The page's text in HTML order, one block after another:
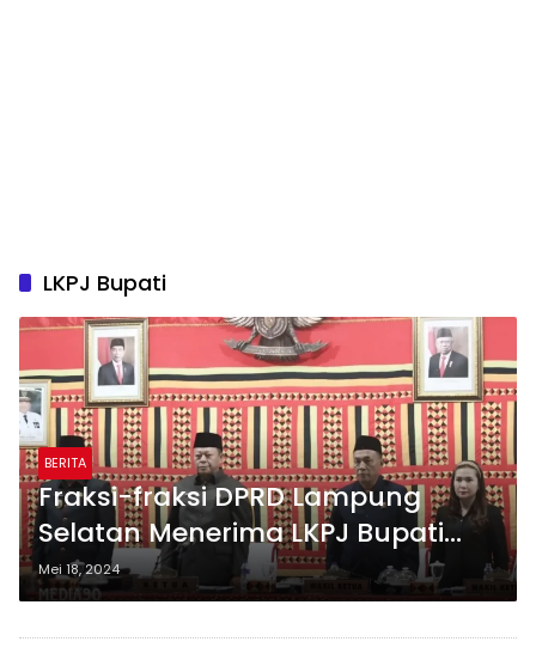
LKPJ Bupati
BERITA
Fraksi-fraksi DPRD Lampung
Selatan Menerima LKPJ Bupati
untuk Tahun Anggaran 2023
Mei 18, 2024